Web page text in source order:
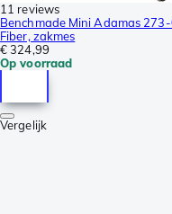
11 reviews
Benchmade Mini Adamas
Fiber, zakmes
€ 324,99
Op voorraad
Vergelijk